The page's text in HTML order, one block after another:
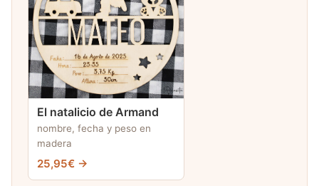
El natalicio de Armand
nombre, fecha y peso en
madera
25,95€ →